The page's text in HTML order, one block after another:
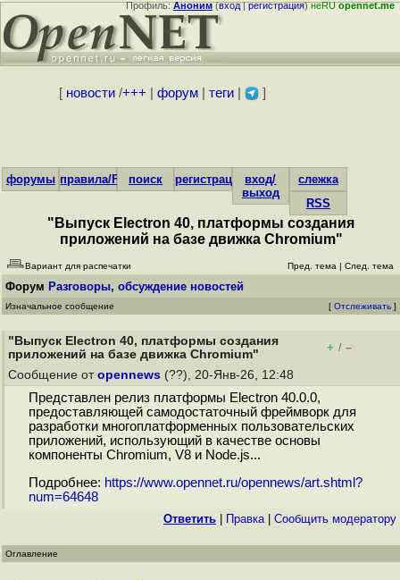
Профиль:Аноним(вход|регистрация)неRUopennet.me
[ новости/+++ форум| теги| ]
форумы правила/FAQпоиск регистрациявход/
выход
слежка
RSS
"Выпуск Electron 40, платформы создания
приложений на базе движка Chromium"
Вариант для распечатки Пред. тема | След. тема
Форум Разговоры, обсуждение новостей
Изначальное сообщение [ Отслеживать ]
"Выпуск Electron 40, платформы создания
приложений на базе движка Chromium"
+ / –
Сообщение от opennews (??), 20-Янв-26, 12:48
Представлен релиз платформы Electron 40.0.0,
предоставляющей самодостаточный фреймворк для
разработки многоплатформенных пользовательских
приложений, использующий в качестве основы
компоненты Chromium, V8 и Node.js...
Подробнее: https://www.opennet.ru/opennews/art.shtml?
num=64648
Ответить Правка| Cообщить модератору
Оглавление